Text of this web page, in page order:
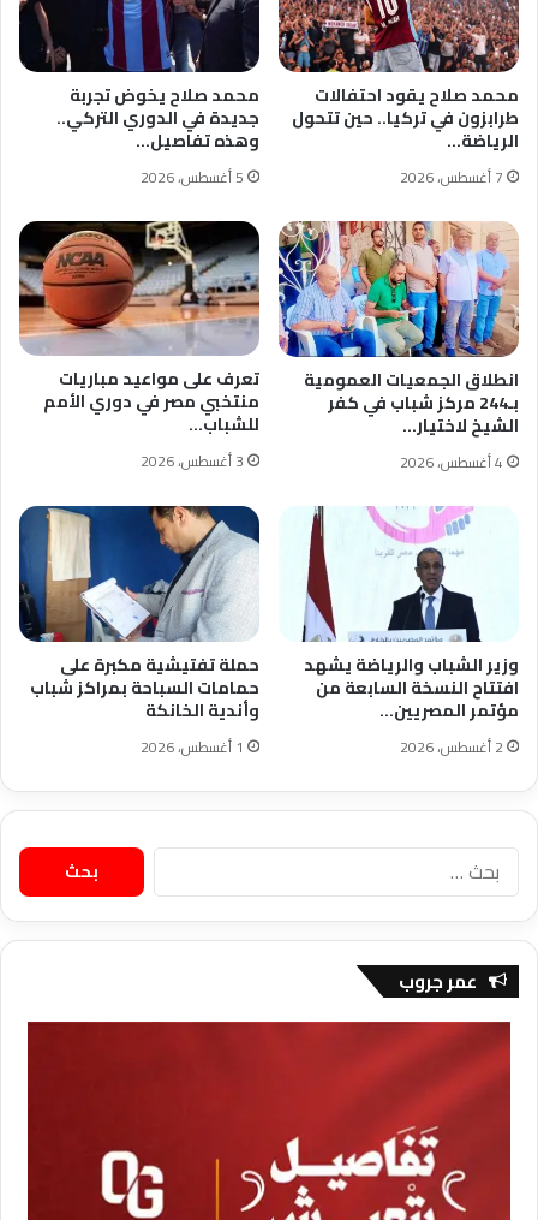
محمد صلاح يقود احتفالات
طرابزون في تركيا.. حين تتحول
الرياضة…
7 أغسطس، 2026
محمد صلاح يخوض تجربة
جديدة في الدوري التركي..
وهذه تفاصيل…
5 أغسطس، 2026
انطلاق الجمعيات العمومية
بـ244 مركز شباب في كفر
الشيخ لاختيار…
4 أغسطس، 2026
تعرف على مواعيد مباريات
منتخبي مصر في دوري الأمم
للشباب…
3 أغسطس، 2026
وزير الشباب والرياضة يشهد
افتتاح النسخة السابعة من
مؤتمر المصريين…
2 أغسطس، 2026
حملة تفتيشية مكبرة على
حمامات السباحة بمراكز شباب
وأندية الخانكة
1 أغسطس، 2026
البحث
عن:
عمر جروب